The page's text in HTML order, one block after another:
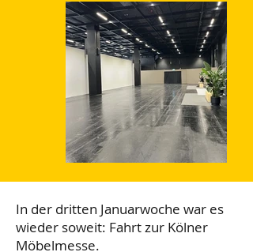
In der dritten Januarwoche war es
wieder soweit: Fahrt zur Kölner
Möbelmesse.